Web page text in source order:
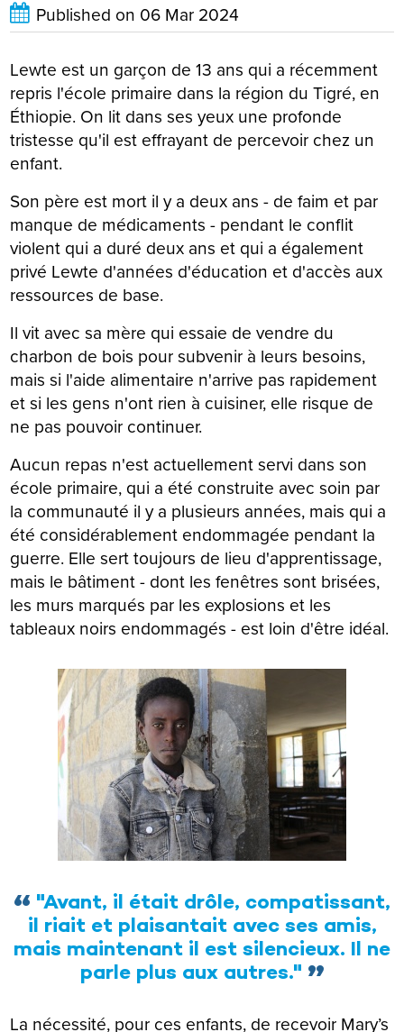
Published on 06 Mar 2024
Lewte est un garçon de 13 ans qui a récemment
repris l'école primaire dans la région du Tigré, en
Éthiopie. On lit dans ses yeux une profonde
tristesse qu'il est effrayant de percevoir chez un
enfant.
Son père est mort il y a deux ans - de faim et par
manque de médicaments - pendant le conflit
violent qui a duré deux ans et qui a également
privé Lewte d'années d'éducation et d'accès aux
ressources de base.
Il vit avec sa mère qui essaie de vendre du
charbon de bois pour subvenir à leurs besoins,
mais si l'aide alimentaire n'arrive pas rapidement
et si les gens n'ont rien à cuisiner, elle risque de
ne pas pouvoir continuer.
Aucun repas n'est actuellement servi dans son
école primaire, qui a été construite avec soin par
la communauté il y a plusieurs années, mais qui a
été considérablement endommagée pendant la
guerre. Elle sert toujours de lieu d'apprentissage,
mais le bâtiment - dont les fenêtres sont brisées,
les murs marqués par les explosions et les
tableaux noirs endommagés - est loin d'être idéal.
"Avant, il était drôle, compatissant,
il riait et plaisantait avec ses amis,
mais maintenant il est silencieux. Il ne
parle plus aux autres."
La nécessité, pour ces enfants, de recevoir Mary’s